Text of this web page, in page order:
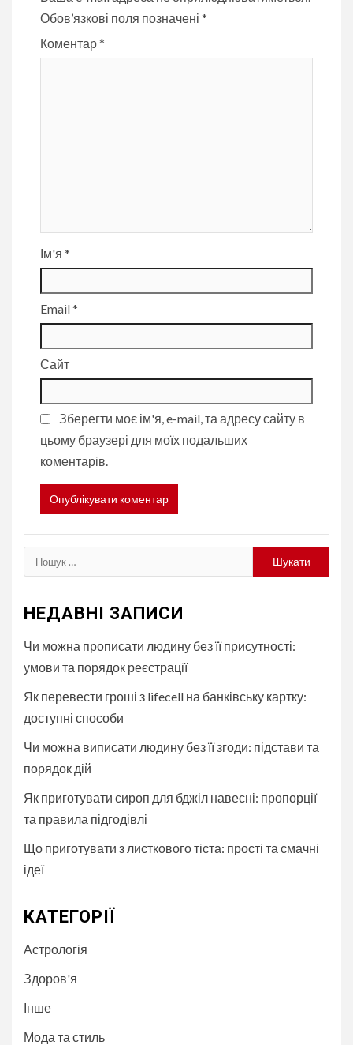
Обов’язкові поля позначені *
Коментар*
Ім'я *
Email*
Сайт
Зберегти моє ім'я, e-mail, та адресу сайту в
цьому браузері для моїх подальших
коментарів.
Пошук:
НЕДАВНІ ЗАПИСИ
Чи можна прописати людину без її присутності:
умови та порядок реєстрації
Як перевести гроші з lifecell на банківську картку:
доступні способи
Чи можна виписати людину без її згоди: підстави та
порядок дій
Як приготувати сироп для бджіл навесні: пропорції
та правила підгодівлі
Що приготувати з листкового тіста: прості та смачні
ідеї
КАТЕГОРІЇ
Астрологія
Здоров'я
Інше
Мода та стиль